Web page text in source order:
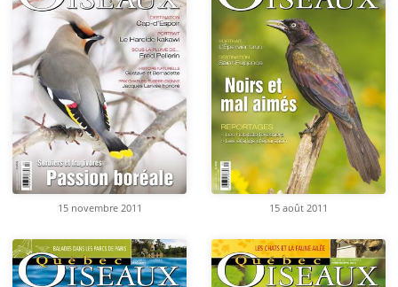
15 novembre 2011 15 août 2011